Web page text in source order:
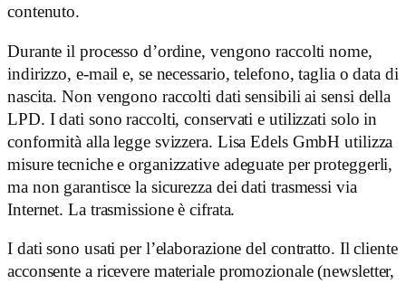
contenuto.
Durante il processo d’ordine, vengono raccolti nome,
indirizzo, e-mail e, se necessario, telefono, taglia o data di
nascita. Non vengono raccolti dati sensibili ai sensi della
LPD. I dati sono raccolti, conservati e utilizzati solo in
conformità alla legge svizzera. Lisa Edels GmbH utilizza
misure tecniche e organizzative adeguate per proteggerli,
ma non garantisce la sicurezza dei dati trasmessi via
Internet. La trasmissione è cifrata.
I dati sono usati per l’elaborazione del contratto. Il cliente
acconsente a ricevere materiale promozionale (newsletter,